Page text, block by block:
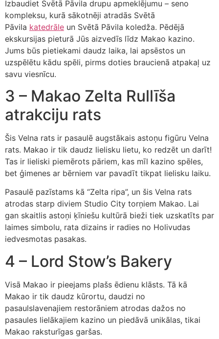
Izbaudiet Svētā Pāvila drupu apmeklējumu – seno
kompleksu, kurā sākotnēji atradās Svētā
Pāvila katedrāle un Svētā Pāvila koledža. Pēdējā
ekskursijas pieturā Jūs aizvedīs līdz Makao kazino.
Jums būs pietiekami daudz laika, lai apsēstos un
uzspēlētu kādu spēli, pirms doties braucienā atpakaļ uz
savu viesnīcu.
3 – Makao Zelta Rullīša
atrakciju rats
Šis Velna rats ir pasaulē augstākais astoņu figūru Velna
rats. Makao ir tik daudz lielisku lietu, ko redzēt un darīt!
Tas ir lieliski piemērots pāriem, kas mīl kazino spēles,
bet ģimenes ar bērniem var pavadīt tikpat lielisku laiku.
Pasaulē pazīstams kā “Zelta ripa”, un šis Velna rats
atrodas starp diviem Studio City torņiem Makao. Lai
gan skaitlis astoņi ķīniešu kultūrā bieži tiek uzskatīts par
laimes simbolu, rata dizains ir radies no Holivudas
iedvesmotas pasakas.
4 – Lord Stow’s Bakery
Visā Makao ir pieejams plašs ēdienu klāsts. Tā kā
Makao ir tik daudz kūrortu, daudzi no
pasaulslavenajiem restorāniem atrodas dažos no
pasaules lielākajiem kazino un piedāvā unikālas, tikai
Makao raksturīgas garšas.